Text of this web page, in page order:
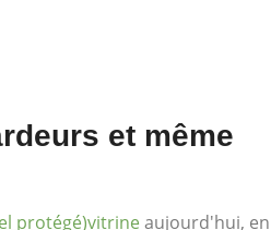
et même
protégé)vitrine aujourd'hui, en